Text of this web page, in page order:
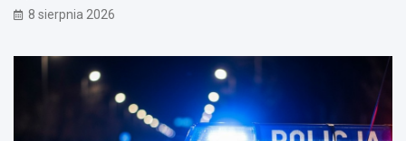
8 sierpnia 2026